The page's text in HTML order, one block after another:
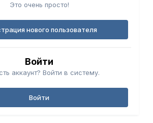
Это очень просто!
нового пользователя
Войти
аккаунт? Войти в систему.
Войти